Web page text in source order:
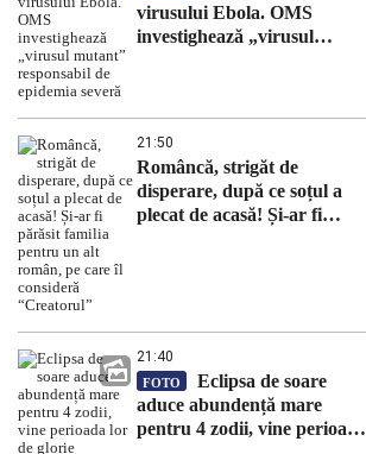
virusului Ebola. OMS
investighează „virusul
21:50
Româncă, strigăt de
disperare, după ce soțul a
plecat de acasă! Și-ar fi
21:40
FOTO
Eclipsa de soare
aduce abundență mare
pentru 4 zodii, vine perioada